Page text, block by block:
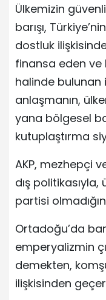
Ülkemizin
barışı,
dostluk
finansa eden ve
halinde bulunan
anlaşmanın,
yana bölgesel
kutuplaştırma
AKP, mezhepçi
dış politikasıyla,
partisi
Ortadoğu’da
emperyalizmin
demekten,
ilişkisinden